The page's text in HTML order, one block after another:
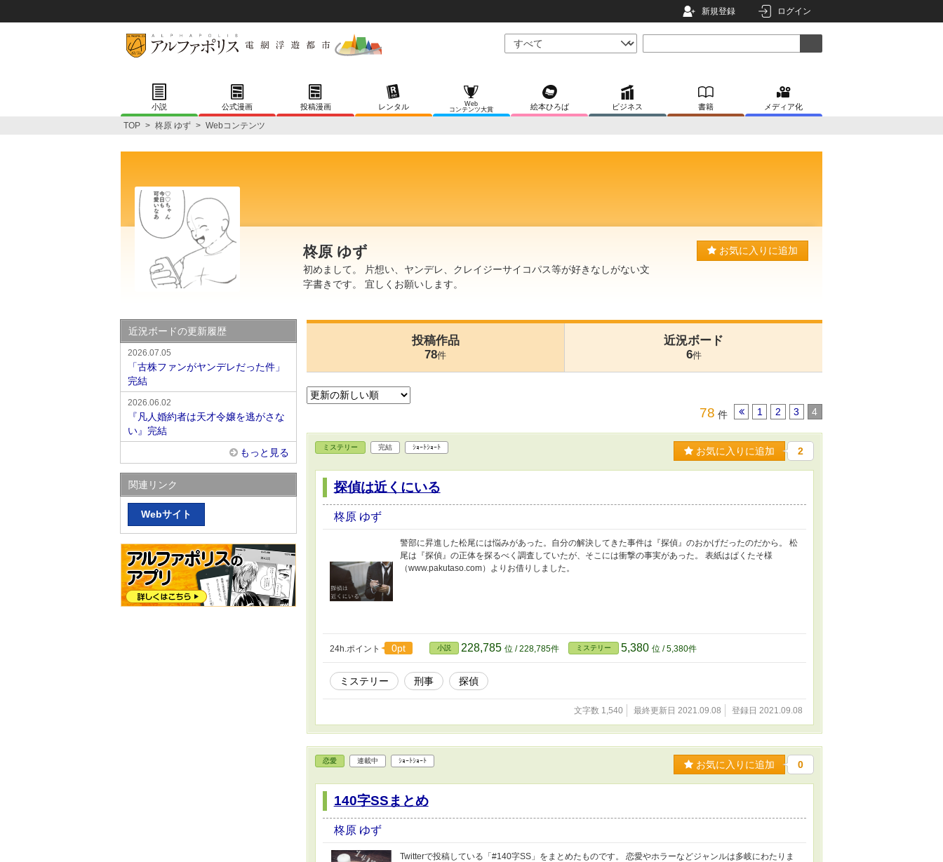
新規登録 ログイン
小説 公式漫画 投稿漫画 レンタル
Web
コンテンツ大賞
絵本ひろば ビジネス 書籍 メディア化
TOP > 柊原 ゆず > Webコンテンツ
柊原 ゆず
初めまして。 片想い、ヤンデレ、クレイジーサイコパス等が好きなしがない文
字書きです。 宜しくお願いします。
お気に入りに追加
投稿作品
78件
近況ボード
6件
78 件 1 2 3 4
ミステリー 完結 ｼｮｰﾄｼｮｰﾄ お気に入りに追加 2
探偵は近くにいる
柊原 ゆず
警部に昇進した松尾には悩みがあった。自分の解決してきた事件は『探偵』のおかげだったのだから。 松
尾は『探偵』の正体を探るべく調査していたが、そこには衝撃の事実があった。 表紙はぱくたそ様
（www.pakutaso.com）よりお借りしました。
24h.ポイント 0pt 小説 228,785 位 / 228,785件 ミステリー 5,380 位 / 5,380件
ミステリー 刑事 探偵
文字数 1,540 最終更新日 2021.09.08 登録日 2021.09.08
恋愛 連載中 ｼｮｰﾄｼｮｰﾄ お気に入りに追加 0
140字SSまとめ
柊原 ゆず
Twitterで投稿している「#140字SS」をまとめたものです。 恋愛やホラーなどジャンルは多岐にわたりま
近況ボードの更新履歴
2026.07.05
「古株ファンがヤンデレだった件」
完結
2026.06.02
『凡人婚約者は天才令嬢を逃がさな
い』完結
もっと見る
関連リンク
Webサイト